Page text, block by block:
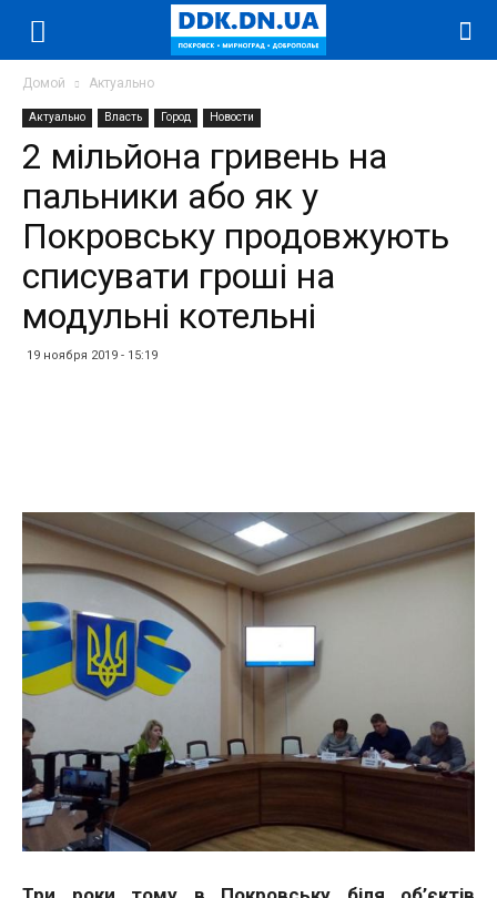
Домой Актуально
Актуально Власть Город Новости
2 мільйона гривень на
пальники або як у
Покровську продовжують
списувати гроші на
модульні котельні
19 ноября 2019 - 15:19